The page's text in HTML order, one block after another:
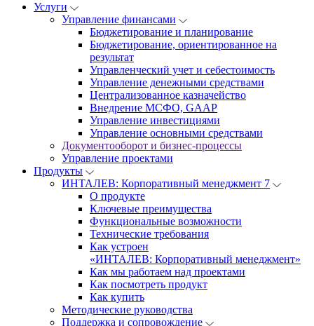
Услуги
Управление финансами
Бюджетирование и планирование
Бюджетирование, ориентированное на
результат
Управленческий учет и себестоимость
Управление денежными средствами
Централизованное казначейство
Внедрение МСФО, GAAP
Управление инвестициями
Управление основными средствами
Документооборот и бизнес-процессы
Управление проектами
Продукты
ИНТАЛЕВ: Корпоративный менеджмент 7
О продукте
Ключевые преимущества
Функциональные возможности
Технические требования
Как устроен
«ИНТАЛЕВ: Корпоративный менеджмент»
Как мы работаем над проектами
Как посмотреть продукт
Как купить
Методические руководства
Поддержка и сопровождение